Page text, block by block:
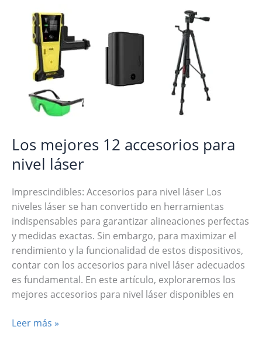
cómo
calibrar
paso
Los mejores 12 accesorios para
nivel láser
Imprescindibles: Accesorios para nivel láser Los
niveles láser se han convertido en herramientas
indispensables para garantizar alineaciones perfectas
y medidas exactas. Sin embargo, para maximizar el
rendimiento y la funcionalidad de estos dispositivos,
contar con los accesorios para nivel láser adecuados
es fundamental. En este artículo, exploraremos los
mejores accesorios para nivel láser disponibles en
Los
Leer más »